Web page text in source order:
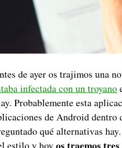
de ayer os trajimos una
infectada con un troyano
Probablemente esta
de Android dentro
qué alternativas
estilo y hoy